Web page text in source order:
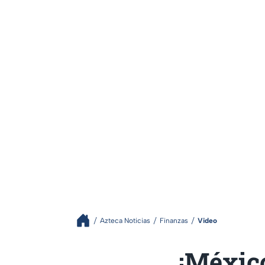
Azteca Noticias Finanzas Video